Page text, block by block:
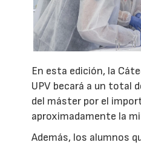
En esta edición, la
UPV becará a un total
del máster por el
aproximadamente la
Además, los alumnos